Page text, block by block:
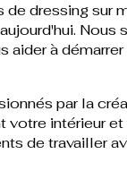
dressing sur
Nous
aider à
par la
votre intérieur
de travailler